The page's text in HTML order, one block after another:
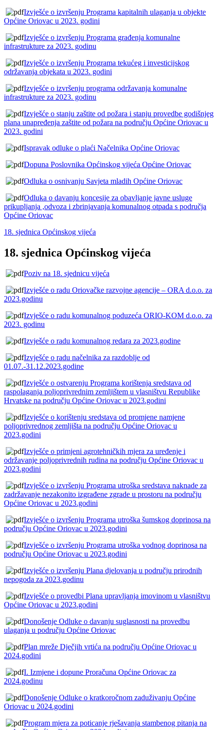
Izvješće o izvršenju Programa kapitalnih ulaganja u objekte
Općine Oriovac u 2023. godini
Izvješće o izvršenju Programa građenja komunalne
infrastrukture za 2023. godinu
Izvješće o izvršenju Programa tekućeg i investicijskog
održavanja objekata u 2023. godini
Izvješće o izvršenju programa održavanja komunalne
infrastrukture za 2023. godinu
Izvješće o stanju zaštite od požara i stanju provedbe godišnjeg
plana unapređenja zaštite od požara na području Općine Oriovac u
2023. godini
Ispravak odluke o plaći Načelnika Općine Oriovac
Dopuna Poslovnika Općinskog vijeća Općine Oriovac
Odluka o osnivanju Savjeta mladih Općine Oriovac
Odluka o davanju koncesije za obavljanje javne usluge
prikupljanja ,odvoza i zbrinjavanja komunalnog otpada s područja
Općine Oriovac
18. sjednica Općinskog vijeća
18. sjednica Općinskog vijeća
Poziv na 18. sjednicu vijeća
Izvješće o radu Oriovačke razvojne agencije – ORA d.o.o. za
2023.godinu
Izvješće o radu komunalnog poduzeća ORIO-KOM d.o.o. za
2023. godinu
Izvješće o radu komunalnog redara za 2023.godine
Izvješće o radu načelnika za razdoblje od
01.07.-31.12.2023.godine
Izvješće o ostvarenju Programa korištenja sredstava od
raspolaganja poljoprivrednim zemljištem u vlasništvu Republike
Hrvatske na području Općine Oriovac u 2023.godini
Izvješće o korištenju sredstava od promjene namjene
poljoprivrednog zemljišta na području Općine Oriovac u
2023.godini
Izvješće o primjeni agrotehničkih mjera za uređenje i
održavanje poljoprivrednih rudina na području Općine Oriovac u
2023.godini
Izvješće o izvršenju Programa utroška sredstava naknade za
zadržavanje nezakonito izgrađene zgrade u prostoru na području
Općine Oriovac u 2023.godini
Izvješće o izvršenju Programa utroška šumskog doprinosa na
području Općine Oriovac u 2023.godini
Izvješće o izvršenju Programa utroška vodnog doprinosa na
području Općine Oriovac u 2023.godini
Izvješće o izvršenju Plana djelovanja u području prirodnih
nepogoda za 2023.godinu
Izvješće o provedbi Plana upravljanja imovinom u vlasništvu
Općine Oriovac u 2023.godini
Donošenje Odluke o davanju suglasnosti na provedbu
ulaganja u području Općine Oriovac
Plan mreže Dječjih vrtića na području Općine Oriovac u
2024.godini
I. Izmjene i dopune Proračuna Općine Oriovac za
2024.godinu
Donošenje Odluke o kratkoročnom zaduživanju Općine
Oriovac u 2024.godini
Program mjera za poticanje rješavanja stambenog pitanja na